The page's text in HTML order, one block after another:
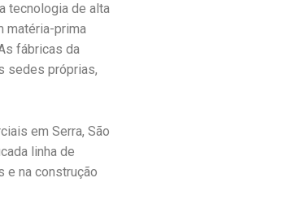
tecnologia de alta
matéria-prima
fábricas da
sedes próprias,
em Serra, São
linha de
e na construção